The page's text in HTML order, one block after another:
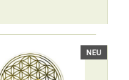
NEU